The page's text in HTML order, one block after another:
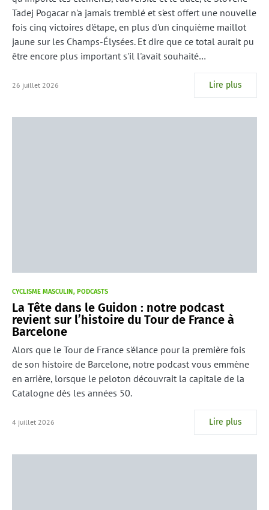
Tadej Pogacar n'a jamais tremblé et s'est offert une nouvelle
fois cinq victoires d'étape, en plus d'un cinquième maillot
jaune sur les Champs-Élysées. Et dire que ce total aurait pu
être encore plus important s'il l'avait souhaité…
26 juillet 2026 Lire plus
CYCLISME MASCULIN PODCASTS
La Tête dans le Guidon : notre podcast
revient sur l’histoire du Tour de France à
Barcelone
Alors que le Tour de France s'élance pour la première fois
de son histoire de Barcelone, notre podcast vous emmène
en arrière, lorsque le peloton découvrait la capitale de la
Catalogne dès les années 50.
4 juillet 2026 Lire plus